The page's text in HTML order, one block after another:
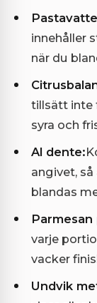
innehåller
när du
tillsätt inte
syra och
Al dente:
angivet,
blandas
varje
vacker
Undvik